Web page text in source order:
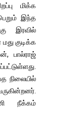
மிக்க
இந்த
இரவில்
குடிக்க
பால்ராஜ்
நிலையில்
நீக்கம்